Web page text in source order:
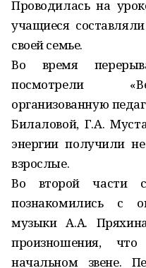
Проводилась на
учащиеся
своей семье.
Во время
посмотрели
организованную
Билаловой, Г.А.
энергии получили
взрослые.
Во второй части
познакомились с
музыки А.А.
произношения,
начальном звене.